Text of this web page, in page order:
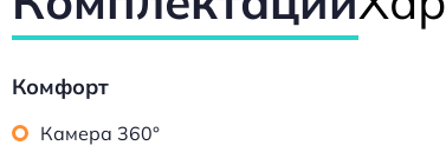
Комфорт
Камера 360°